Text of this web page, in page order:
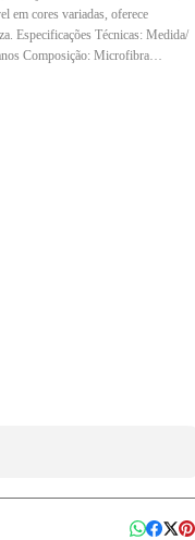
em cores variadas, oferece
Especificações Técnicas: Medida/
Composição: Microfibra